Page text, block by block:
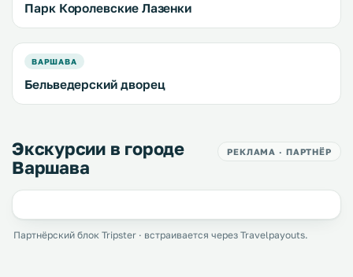
Парк Королевские Лазенки
ВАРШАВА
Бельведерский дворец
Экскурсии в городе
Варшава
РЕКЛАМА · ПАРТНЁР
Партнёрский блок Tripster · встраивается через Travelpayouts.